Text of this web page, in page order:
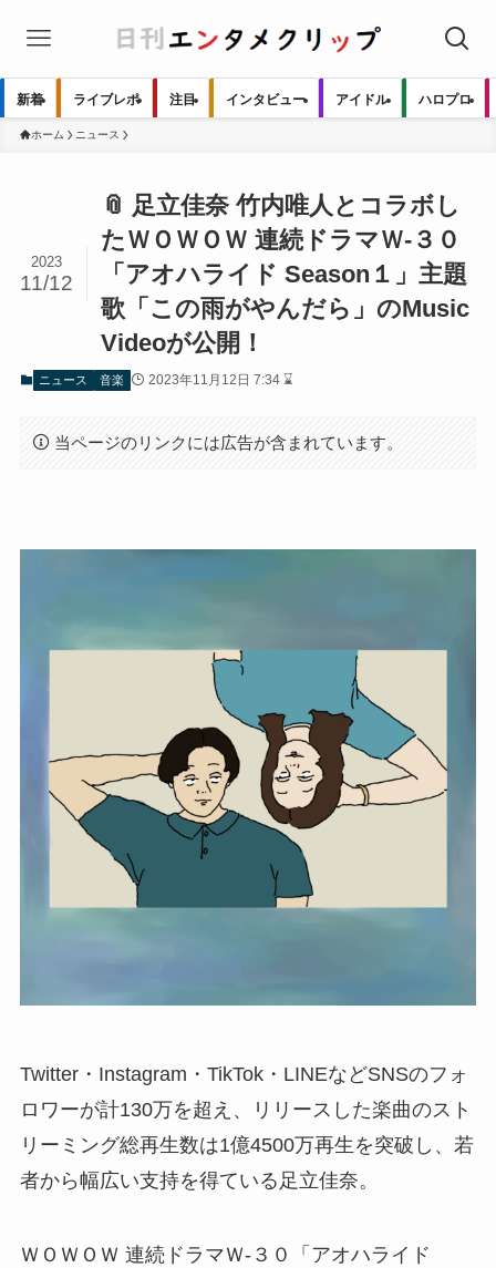
新着 ライブレポ 注目 インタビュー アイドル ハロプロ
ホーム ニュース
📎 足立佳奈 竹内唯人とコラボし
たＷＯＷＯＷ 連続ドラマＷ-３０
「アオハライド Season１」主題
歌「この雨がやんだら」のMusic
Videoが公開！
2023
11/12
ニュース 音楽 2023年11月12日 7:34 ⌛
当ページのリンクには広告が含まれています。
Twitter・Instagram・TikTok・LINEなどSNSのフォ
ロワーが計130万を超え、リリースした楽曲のスト
リーミング総再生数は1億4500万再生を突破し、若
者から幅広い支持を得ている足立佳奈。
ＷＯＷＯＷ 連続ドラマＷ-３０「アオハライド